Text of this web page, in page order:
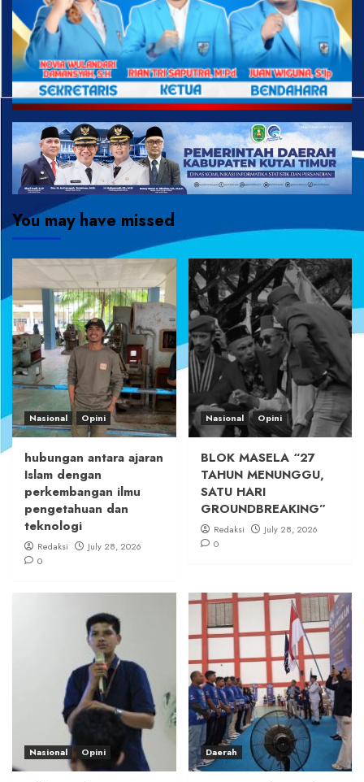
You may have missed
Nasional Opini
hubungan antara ajaran
Islam dengan
perkembangan ilmu
pengetahuan dan
teknologi
Redaksi
July 28, 2026
0
Nasional Opini
BLOK MASELA “27
TAHUN MENUNGGU,
SATU HARI
GROUNDBREAKING”
Redaksi
July 28, 2026
0
Nasional Opini Daerah